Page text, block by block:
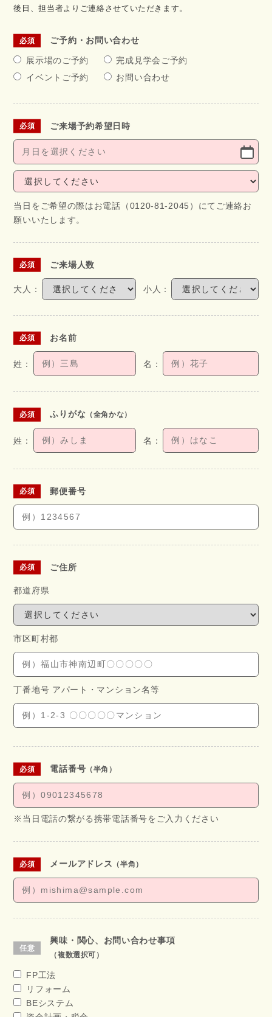
後日、担当者よりご連絡させていただきます。
ご予約・お問い合わせ
展示場のご予約
完成見学会ご予約
イベントご予約
お問い合わせ
ご来場予約希望日時
当日をご希望の際はお電話（0120-81-2045）にてご連絡お
願いいたします。
ご来場人数
お名前
ふりがな （全角かな）
郵便番号
ご住所
都道府県
市区町村都
丁番地号 アパート・ マンション名等
電話番号 （半角）
※当日電話の繋がる携帯電話番号をご入力ください
メールアドレス （半角）
興味・関心、お問い合わせ事項
（複数選択可）
FP工法
リフォーム
BEシステム